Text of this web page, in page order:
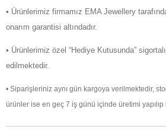
• Ürünlerimiz firmamız EMA Jewellery
onarım garantisi altındadır.
• Ürünlerimiz özel “Hediye Kutusunda”
edilmektedir.
• Siparişleriniz aynı gün kargoya verilmektedir,
ürünler ise en geç 7 iş günü içinde üretimi